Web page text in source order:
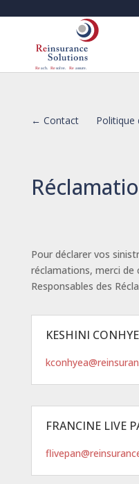
← Contact Politique
Pour déclarer vos
réclamations, merci de
Responsables des
KESHINI
FRANCINE LIVE